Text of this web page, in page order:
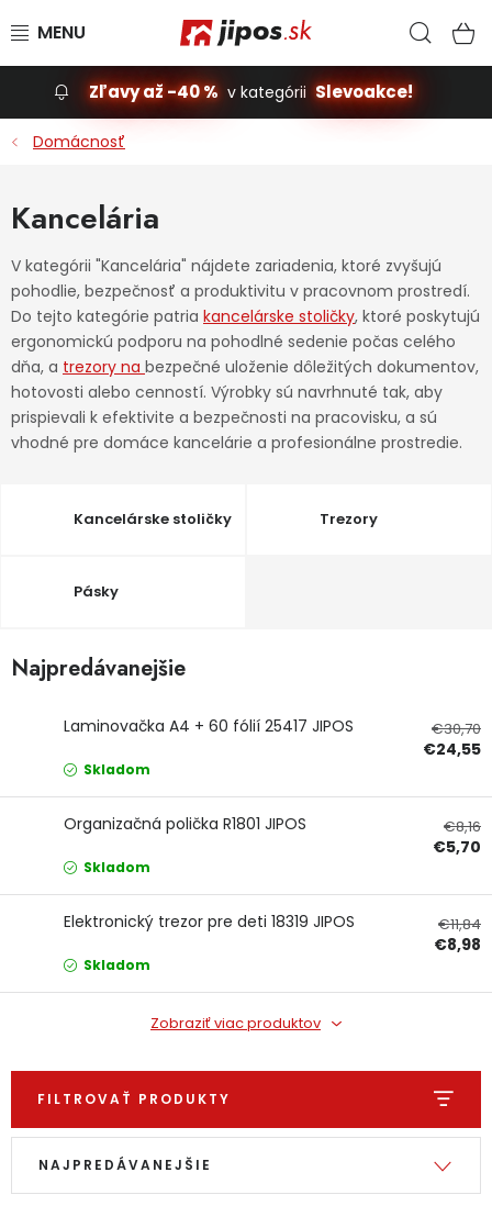
Slevoakce
Záhrada
Príslušenstvo pre automobily
Vybavenie a hračky pre deti
Ochranné pracovné pomôcky
Vianoce
Servis náradia Hodnotenie obchodu
Reklamačný formulár Odstúpenie v lehote 14 dní
Obchodné podmienky Reklamačný poriadok
Zľavy až -40 % v kategórii Slevoakce!
Domácnosť
Kancelária
V kategórii "Kancelária" nájdete zariadenia, ktoré zvyšujú
pohodlie, bezpečnosť a produktivitu v pracovnom prostredí.
Do tejto kategórie patria kancelárske stoličky, ktoré poskytujú
ergonomickú podporu na pohodlné sedenie počas celého
dňa, a trezory na bezpečné uloženie dôležitých dokumentov,
hotovosti alebo cenností. Výrobky sú navrhnuté tak, aby
prispievali k efektivite a bezpečnosti na pracovisku, a sú
vhodné pre domáce kancelárie a profesionálne prostredie.
Kancelárske stoličky Trezory
Pásky
Najpredávanejšie
Laminovačka A4 + 60 fólií 25417 JIPOS €30,70
€24,55
Skladom
Organizačná polička R1801 JIPOS €8,16
€5,70
Skladom
Elektronický trezor pre deti 18319 JIPOS €11,84
€8,98
Skladom
Zobraziť viac produktov
FILTROVAŤ PRODUKTY
Výpis produktov
Radenie produktov
NAJPREDÁVANEJŠIE